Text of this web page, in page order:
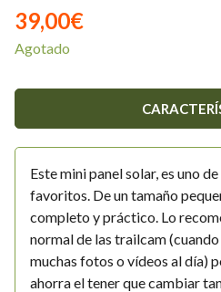
39,00€
Agotado
Este mini panel solar, es uno
favoritos. De un tamaño
completo y práctico. Lo
normal de las trailcam
muchas fotos o vídeos al día)
ahorra el tener que cambiar